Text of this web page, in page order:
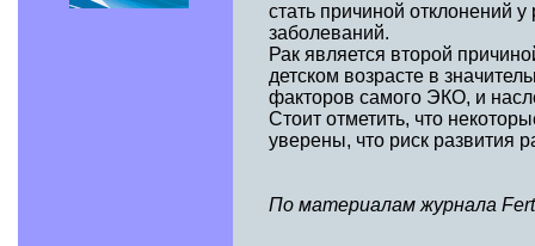
стать причиной отклонений
заболеваний.
Рак является второй
детском возрасте в
факторов самого ЭКО, и
Стоит отметить, что
уверены, что риск развития
По материалам журнала